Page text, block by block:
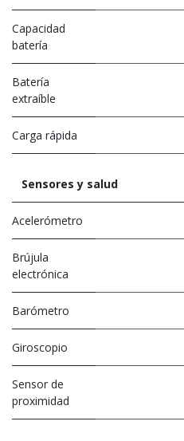
Capacidad
batería
Batería
extraíble
Carga rápida
Sensores y salud
Acelerómetro
Brújula
electrónica
Barómetro
Giroscopio
Sensor de
proximidad